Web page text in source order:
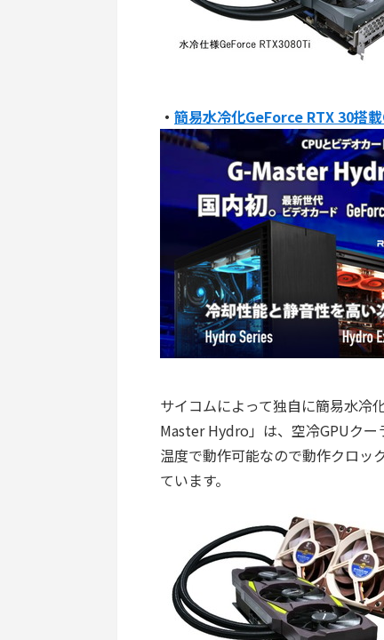
・ 簡易水冷化GeForce RTX 30搭
サイコムによって独自に簡易水冷
Master Hydro」は、空冷GPUク
温度で動作可能なので動作クロッ
ています。